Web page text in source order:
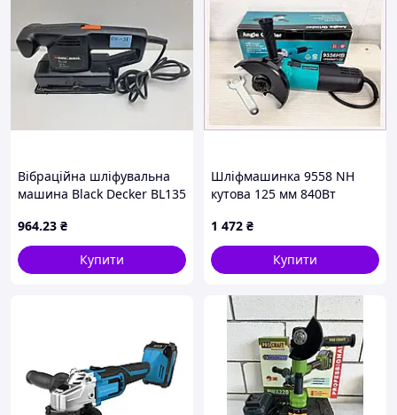
Вібраційна шліфувальна
машина Black Decker BL135
964.23 ₴
Купити
Шліфмашинка 9558 NH
кутова 125 мм 840Вт
1 472 ₴
Купити